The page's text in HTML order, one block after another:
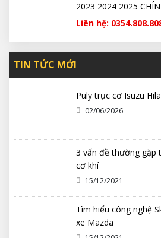
2023 2024 2025
Liên hệ:
TIN TỨC MỚI
Puly trục cơ Isuzu
02/06/2026
3 vấn đề thường gặp
cơ khí
15/12/2021
Tìm hiểu công nghệ
xe Mazda